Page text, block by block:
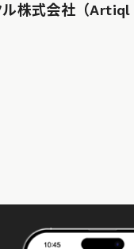
ル株式会社（Artiql